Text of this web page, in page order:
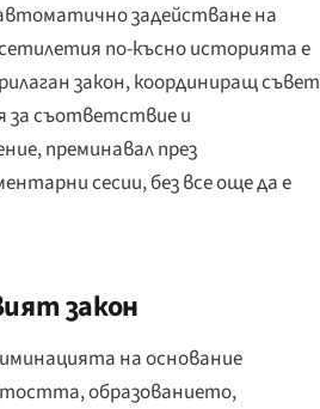
автоматично задействане на
по-късно историята е
закон, координиращ съвет
за съответствие и
преминавал през
сесии, без все още да е
закон
на основание
образованието,